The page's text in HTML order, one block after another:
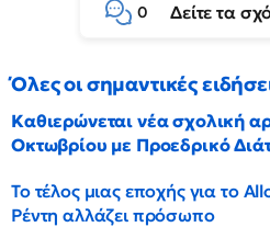
0 Δείτε τα
Όλες οι σημαντικές
Καθιερώνεται νέα σχολική
Οκτωβρίου με Προεδρικό
Το τέλος μιας εποχής για το
Ρέντη αλλάζει πρόσωπο